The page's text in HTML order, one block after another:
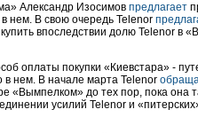
Александр Изосимов предлагает
нем. В свою очередь Telenor
впоследствии долю Telenor в
оплаты покупки «Киевстара» -
в нем. В начале марта Telenor
«Вымпелком» до тех пор, пока она
усилий Telenor и